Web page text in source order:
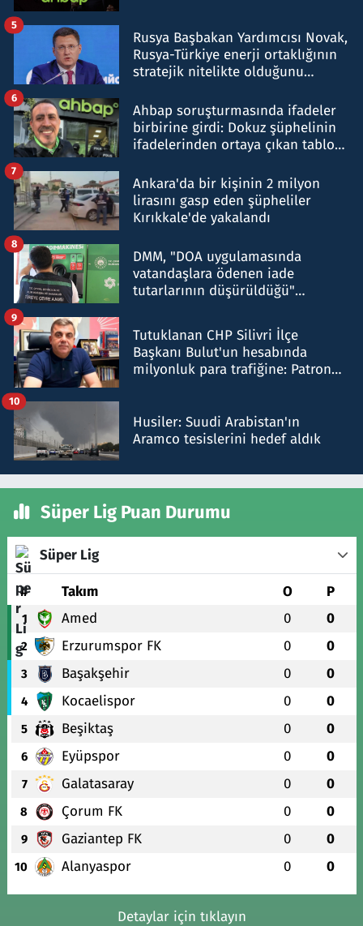
Rusya Başbakan Yardımcısı Novak,
Rusya-Türkiye enerji ortaklığının
stratejik nitelikte olduğunu
5
Ahbap soruşturmasında ifadeler
birbirine girdi: Dokuz şüphelinin
ifadelerinden ortaya çıkan tablo
6
Ankara'da bir kişinin 2 milyon
lirasını gasp eden şüpheliler
Kırıkkale'de yakalandı
7
DMM, "DOA uygulamasında
vatandaşlara ödenen iade
tutarlarının düşürüldüğü"
8
Tutuklanan CHP Silivri İlçe
Başkanı Bulut'un hesabında
milyonluk para trafiğine: Patron
9
Husiler: Suudi Arabistan'ın
Aramco tesislerini hedef aldık
10
Süper Lig Puan Durumu
Süper Lig
# Takım O P
1 Amed 0 0
2 Erzurumspor FK 0 0
3 Başakşehir 0 0
4 Kocaelispor 0 0
5 Beşiktaş 0 0
6 Eyüpspor 0 0
7 Galatasaray 0 0
8 Çorum FK 0 0
9 Gaziantep FK 0 0
10 Alanyaspor 0 0
Detaylar için tıklayın